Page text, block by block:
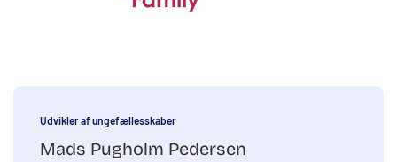
Udvikler af ungefællesskaber
Mads Pugholm Pedersen